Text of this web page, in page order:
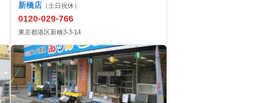
新橋店 （土日祝休）
0120-029-766
東京都港区新橋3-3-14